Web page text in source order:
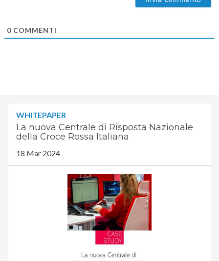
0COMMENTI
WHITEPAPER
La nuova Centrale di Risposta Nazionale
della Croce Rossa Italiana
18 Mar 2024